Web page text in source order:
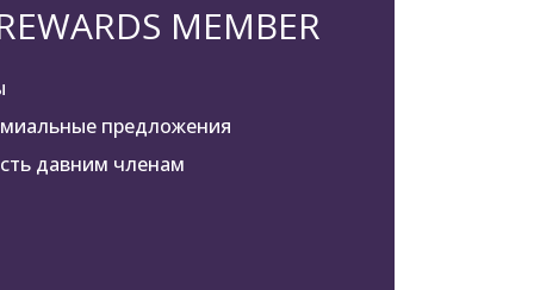
MEMBER
предложения
давним членам